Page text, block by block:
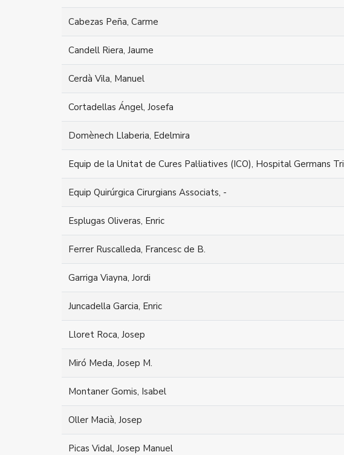
Cabezas Peña, Carme
Candell Riera, Jaume
Cerdà Vila, Manuel
Cortadellas Ángel, Josefa
Domènech Llaberia, Edelmira
Equip de la Unitat de Cures Pal·liatives (ICO), Hospital Germans
Equip Quirúrgica Cirurgians Associats, -
Esplugas Oliveras, Enric
Ferrer Ruscalleda, Francesc de B.
Garriga Viayna, Jordi
Juncadella Garcia, Enric
Lloret Roca, Josep
Miró Meda, Josep M.
Montaner Gomis, Isabel
Oller Macià, Josep
Picas Vidal, Josep Manuel